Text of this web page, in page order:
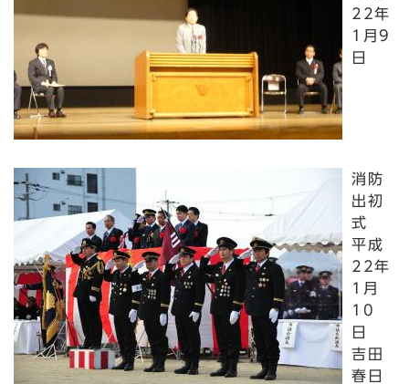
22年
1月9
日
消防
出初
式
平成
22年
1月
10
日
吉田
春日